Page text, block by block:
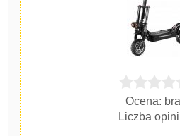
Ocena:
Liczba